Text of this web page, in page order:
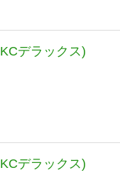
デラックス)
デラックス)